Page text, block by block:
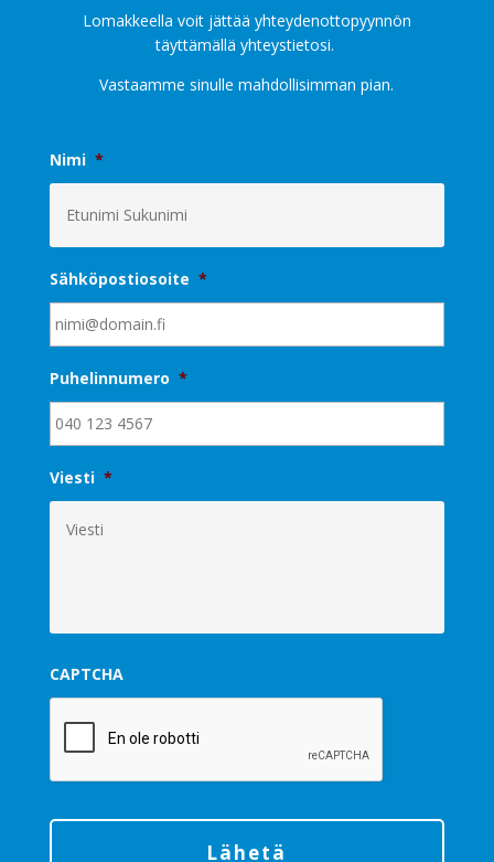
Lomakkeella voit jättää yhteydenottopyynnön
täyttämällä yhteystietosi.
Vastaamme sinulle mahdollisimman pian.
Nimi *
Sähköpostiosoite *
Puhelinnumero *
Viesti *
CAPTCHA